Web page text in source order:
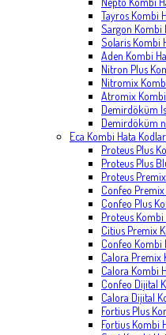
Tayros Kombi
Sargon Kombi
Solaris Kombi
Aden Kombi
Nitron Plus
Nitromix
Atromix Kombi
Demirdöküm
Demirdöküm
Eca Kombi Hata
Proteus Plus
Proteus Plus
Proteus
Confeo
Confeo Plus
Proteus Kombi
Citius Premix
Confeo Kombi
Calora Premix
Calora Kombi
Confeo Dijital
Calora Dijital
Fortius Plus
Fortius Kombi